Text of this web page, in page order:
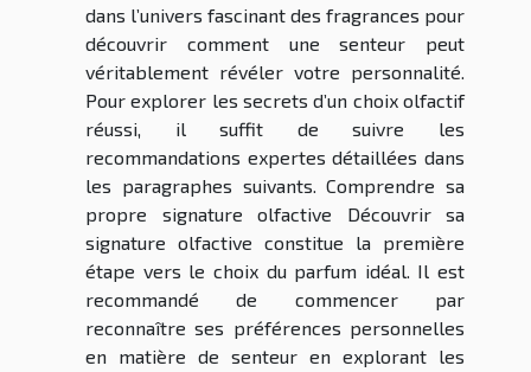
dans l’univers fascinant des fragrances pour
découvrir comment une senteur peut
véritablement révéler votre personnalité.
Pour explorer les secrets d’un choix olfactif
réussi, il suffit de suivre les
recommandations expertes détaillées dans
les paragraphes suivants. Comprendre sa
propre signature olfactive Découvrir sa
signature olfactive constitue la première
étape vers le choix du parfum idéal. Il est
recommandé de commencer par
reconnaître ses préférences personnelles
en matière de senteur en explorant les